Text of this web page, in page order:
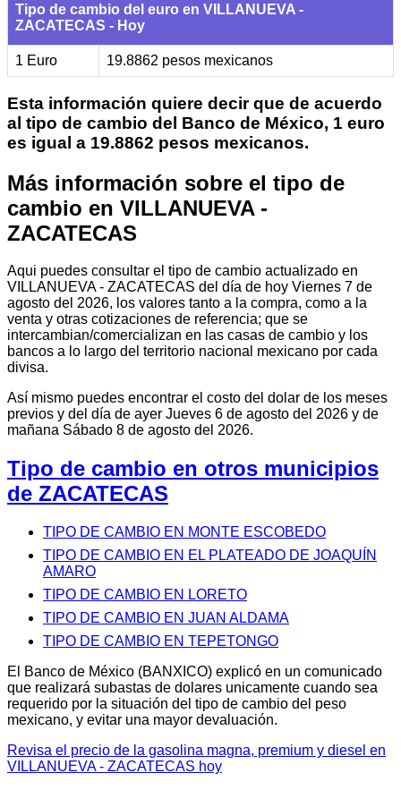
Tipo de cambio del euro en VILLANUEVA -
ZACATECAS - Hoy
1 Euro 19.8862 pesos mexicanos
Esta información quiere decir que de acuerdo
al tipo de cambio del Banco de México, 1 euro
es igual a 19.8862 pesos mexicanos.
Más información sobre el tipo de
cambio en VILLANUEVA -
ZACATECAS
Aqui puedes consultar el tipo de cambio actualizado en
VILLANUEVA - ZACATECAS del día de hoy Viernes 7 de
agosto del 2026, los valores tanto a la compra, como a la
venta y otras cotizaciones de referencia; que se
intercambian/comercializan en las casas de cambio y los
bancos a lo largo del territorio nacional mexicano por cada
divisa.
Así mismo puedes encontrar el costo del dolar de los meses
previos y del día de ayer Jueves 6 de agosto del 2026 y de
mañana Sábado 8 de agosto del 2026.
Tipo de cambio en otros municipios
de ZACATECAS
TIPO DE CAMBIO EN MONTE ESCOBEDO
TIPO DE CAMBIO EN EL PLATEADO DE JOAQUÍN
AMARO
TIPO DE CAMBIO EN LORETO
TIPO DE CAMBIO EN JUAN ALDAMA
TIPO DE CAMBIO EN TEPETONGO
El Banco de México (BANXICO) explicó en un comunicado
que realizará subastas de dolares unicamente cuando sea
requerido por la situación del tipo de cambio del peso
mexicano, y evitar una mayor devaluación.
Revisa el precio de la gasolina magna, premium y diesel en
VILLANUEVA - ZACATECAS hoy